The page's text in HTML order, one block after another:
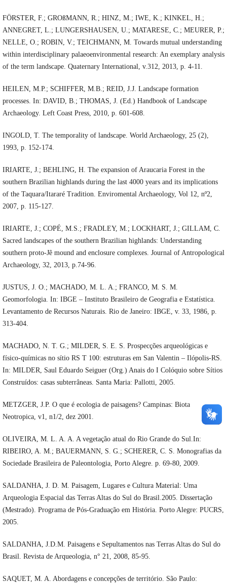
FÖRSTER, F.; GROßMANN, R.; HINZ, M.; IWE, K.; KINKEL, H.;
ANNEGRET, L.; LUNGERSHAUSEN, U.; MATARESE, C.; MEURER, P.;
NELLE, O.; ROBIN, V.; TEICHMANN, M. Towards mutual understanding
within interdisciplinary palaeoenvironmental research: An exemplary analysis
of the term landscape. Quaternary International, v.312, 2013, p. 4-11.
HEILEN, M.P.; SCHIFFER, M.B.; REID, J.J. Landscape formation
processes. In: DAVID, B.; THOMAS, J. (Ed.) Handbook of Landscape
Archaeology. Left Coast Press, 2010, p. 601-608.
INGOLD, T. The temporality of landscape. World Archaeology, 25 (2),
1993, p. 152-174.
IRIARTE, J.; BEHLING, H. The expansion of Araucaria Forest in the
southern Brazilian highlands during the last 4000 years and its implications
of the Taquara/Itararé Tradition. Enviromental Archaeology, Vol 12, nº2,
2007, p. 115-127.
IRIARTE, J.; COPÉ, M.S.; FRADLEY, M.; LOCKHART, J.; GILLAM, C.
Sacred landscapes of the southern Brazilian highlands: Understanding
southern proto-Jê mound and enclosure complexes. Journal of Antropological
Archaeology, 32, 2013, p.74-96.
JUSTUS, J. O.; MACHADO, M. L. A.; FRANCO, M. S. M.
Geomorfologia. In: IBGE – Instituto Brasileiro de Geografia e Estatística.
Levantamento de Recursos Naturais. Rio de Janeiro: IBGE, v. 33, 1986, p.
313-404.
MACHADO, N. T. G.; MILDER, S. E. S. Prospecções arqueológicas e
físico-químicas no sítio RS T 100: estruturas em San Valentin – Ilópolis-RS.
In: MILDER, Saul Eduardo Seiguer (Org.) Anais do I Colóquio sobre Sítios
Construídos: casas subterrâneas. Santa Maria: Pallotti, 2005.
METZGER, J.P. O que é ecologia de paisagens? Campinas: Biota
Neotropica, v1, n1/2, dez 2001.
OLIVEIRA, M. L. A. A. A vegetação atual do Rio Grande do Sul.In:
RIBEIRO, A. M.; BAUERMANN, S. G.; SCHERER, C. S. Monografias da
Sociedade Brasileira de Paleontologia, Porto Alegre. p. 69-80, 2009.
SALDANHA, J. D. M. Paisagem, Lugares e Cultura Material: Uma
Arqueologia Espacial das Terras Altas do Sul do Brasil.2005. Dissertação
(Mestrado). Programa de Pós-Graduação em História. Porto Alegre: PUCRS,
2005.
SALDANHA, J.D.M. Paisagens e Sepultamentos nas Terras Altas do Sul do
Brasil. Revista de Arqueologia, n° 21, 2008, 85-95.
SAQUET, M. A. Abordagens e concepções de território. São Paulo: